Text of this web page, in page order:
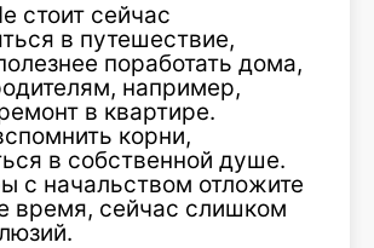
стоит сейчас
в путешествие,
поработать дома,
например,
в квартире.
корни,
в собственной душе.
с начальством отложите
время, сейчас слишком